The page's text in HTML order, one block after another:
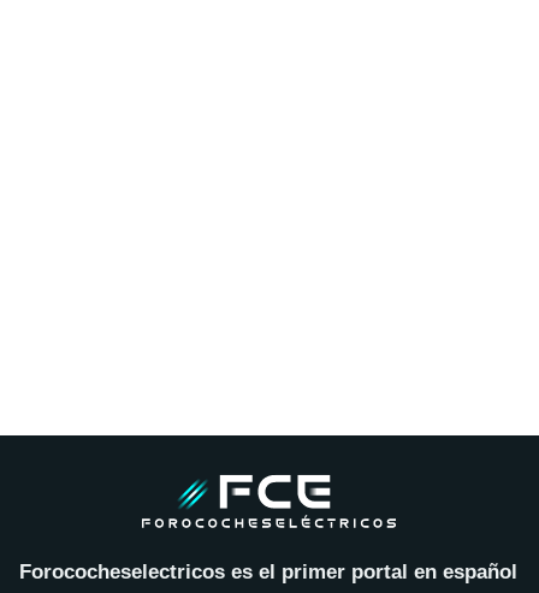
Forococheselectricos es el primer portal en español